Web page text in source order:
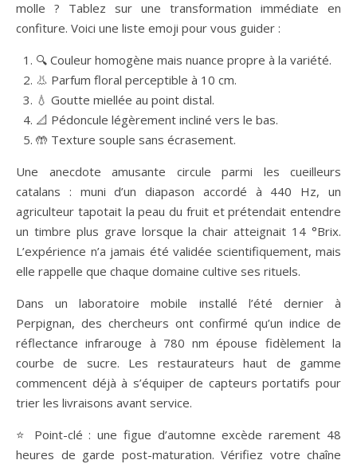
molle ? Tablez sur une transformation immédiate en
confiture. Voici une liste emoji pour vous guider :
🔍 Couleur homogène mais nuance propre à la variété.
👃 Parfum floral perceptible à 10 cm.
💧 Goutte miellée au point distal.
📐 Pédoncule légèrement incliné vers le bas.
🤲 Texture souple sans écrasement.
Une anecdote amusante circule parmi les cueilleurs
catalans : muni d’un diapason accordé à 440 Hz, un
agriculteur tapotait la peau du fruit et prétendait entendre
un timbre plus grave lorsque la chair atteignait 14 °Brix.
L’expérience n’a jamais été validée scientifiquement, mais
elle rappelle que chaque domaine cultive ses rituels.
Dans un laboratoire mobile installé l’été dernier à
Perpignan, des chercheurs ont confirmé qu’un indice de
réflectance infrarouge à 780 nm épouse fidèlement la
courbe de sucre. Les restaurateurs haut de gamme
commencent déjà à s’équiper de capteurs portatifs pour
trier les livraisons avant service.
⭐ Point-clé : une figue d’automne excède rarement 48
heures de garde post-maturation. Vérifiez votre chaîne